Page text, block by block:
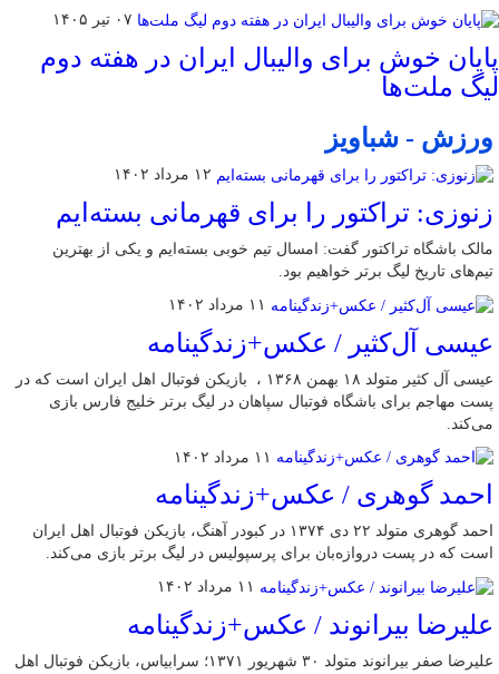
۰۷ تیر ۱۴۰۵
پایان خوش برای والیبال ایران در هفته دوم
لیگ ملت‌ها
ورزش - شباویز
۱۲ مرداد ۱۴۰۲
زنوزی: تراکتور را برای قهرمانی بسته‌ایم
مالک باشگاه تراکتور گفت: امسال تیم خوبی بسته‌ایم و یکی از بهترین
تیم‌های تاریخ لیگ برتر خواهیم بود.
۱۱ مرداد ۱۴۰۲
عیسی آل‌کثیر / عکس+زندگینامه
عیسی آل کثیر متولد ۱۸ بهمن ۱۳۶۸ ، بازیکن فوتبال اهل ایران است که در
پست مهاجم برای باشگاه فوتبال سپاهان در لیگ برتر خلیج فارس بازی
می‌کند.
۱۱ مرداد ۱۴۰۲
احمد گوهری / عکس+زندگینامه
احمد گوهری متولد ۲۲ دی ۱۳۷۴ در کبودر آهنگ، بازیکن فوتبال اهل ایران
است که در پست دروازه‌بان برای پرسپولیس در لیگ برتر بازی می‌کند.
۱۱ مرداد ۱۴۰۲
علیرضا بیرانوند / عکس+زندگینامه
علیرضا صفر بیرانوند متولد ۳۰ شهریور ۱۳۷۱؛ سرابیاس، بازیکن فوتبال اهل